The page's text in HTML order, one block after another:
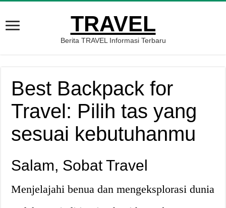
TRAVEL
Berita TRAVEL Informasi Terbaru
Best Backpack for
Travel: Pilih tas yang
sesuai kebutuhanmu
Salam, Sobat Travel
Menjelajahi benua dan mengeksplorasi dunia